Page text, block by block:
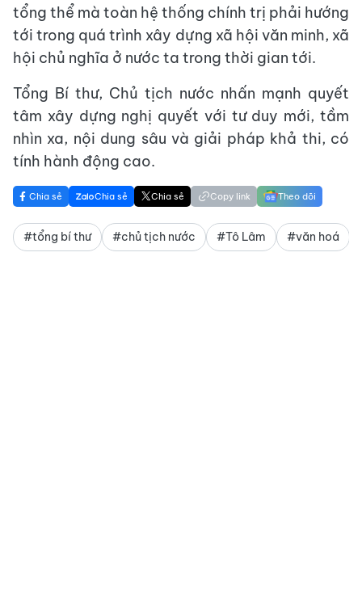
tổng thể mà toàn hệ thống chính trị phải hướng
tới trong quá trình xây dựng xã hội văn minh, xã
hội chủ nghĩa ở nước ta trong thời gian tới.
Tổng Bí thư, Chủ tịch nước nhấn mạnh quyết
tâm xây dựng nghị quyết với tư duy mới, tầm
nhìn xa, nội dung sâu và giải pháp khả thi, có
tính hành động cao.
Chia sẻ Chia sẻ Chia sẻ Copy link Theo dõi
#tổng bí thư #chủ tịch nước #Tô Lâm #văn hoá